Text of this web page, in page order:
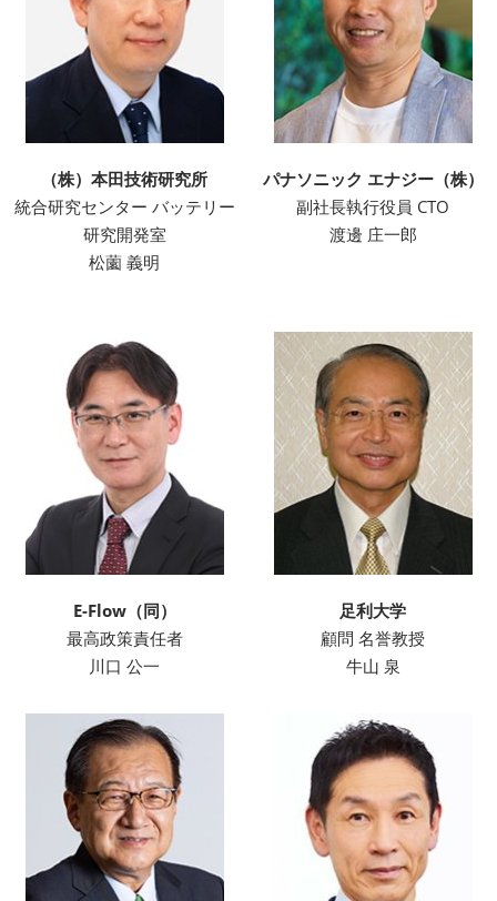
（株）本田技術研究所
統合研究センター バッテリー
研究開発室
松薗 義明
パナソニック エナジー（株）
副社長執行役員 CTO
渡邊 庄一郎
E-Flow（同）
最高政策責任者
川口 公一
足利大学
顧問 名誉教授
牛山 泉